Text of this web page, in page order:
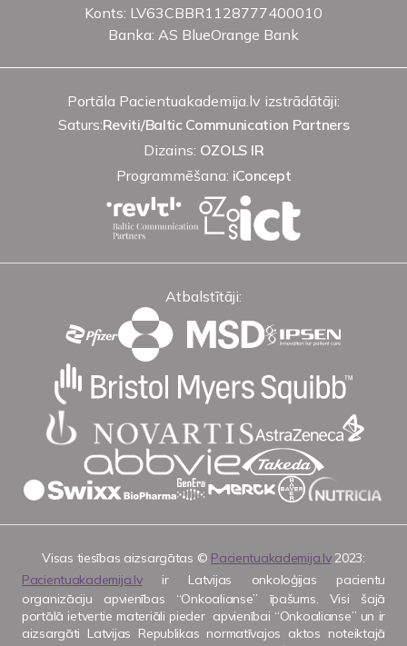
Konts: LV63CBBR1128777400010
Banka: AS BlueOrange Bank
Portāla Pacientuakademija.lv izstrādātāji:
Saturs:Reviti/Baltic Communication Partners
Dizains: OZOLS IR
Programmēšana: iConcept
Atbalstītāji:
Visas tiesības aizsargātas © Pacientuakademija.lv2023:
Pacientuakademija.lvir Latvijas onkoloģijas pacientu
organizāciju apvienības “Onkoalianse” īpašums. Visi šajā
portālā ietvertie materiāli pieder apvienībai “Onkoalianse” un ir
aizsargāti Latvijas Republikas normatīvajos aktos noteiktajā